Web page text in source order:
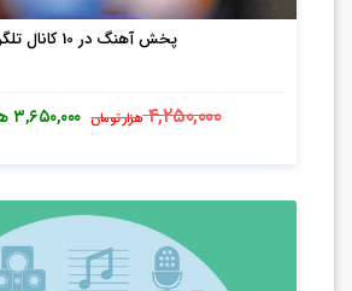
پخش آهنگ در 10 کانال تلگرام
۴,۲۵۰,۰۰۰ هزار تومان ۳,۶۵۰,۰۰۰